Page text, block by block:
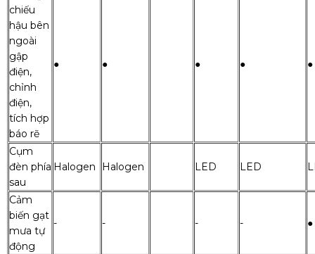
chiếu
hậu bên
ngoài
gập
điện,
chỉnh
điện,
tích hợp
báo rẽ
● ● ● ● ●
Cụm
đèn phía
sau
Halogen Halogen LED LED
Cảm
biến gạt
mưa tự
động
- - - - ●